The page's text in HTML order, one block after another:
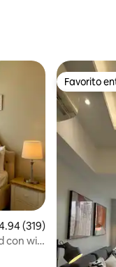
promedio:
(319)
con wifi
Favorito
Favorito